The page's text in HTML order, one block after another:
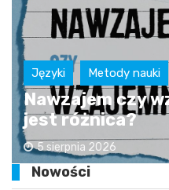
Języki Metody nauki
Nawzajem czy
jest różnica?
5 sierpnia 2026
Nowości